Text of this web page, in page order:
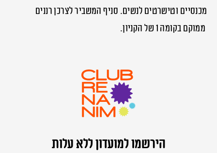
מכנסיים וטישרטים לנשים. סניף המשביר לצרכן רננים
ממוקם בקומה 1 של הקניון.
הירשמו למועדון ללא עלות